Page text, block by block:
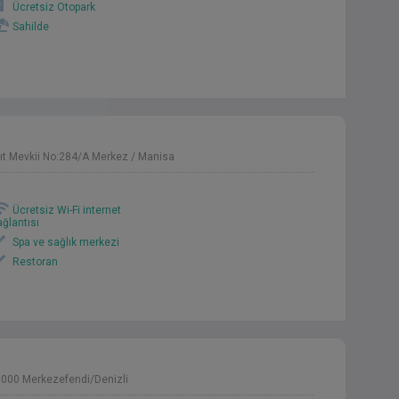
Ücretsiz Otopark
Sahilde
Mevkii No:284/A Merkez / Manisa
Ücretsiz Wi-Fi internet
Spa ve sağlık merkezi
Restoran
Merkezefendi/Denizli